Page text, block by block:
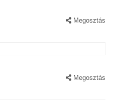
Megosztás
Megosztás